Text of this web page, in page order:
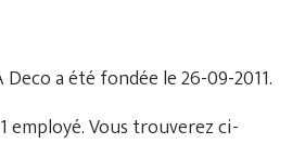
a été fondée le 26-09-2011.
employé. Vous trouverez ci-